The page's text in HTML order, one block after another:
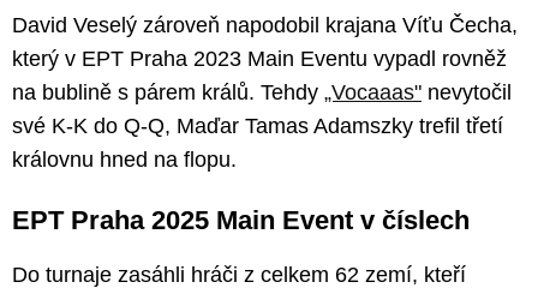
David Veselý zároveň napodobil krajana Víťu Čecha,
který v EPT Praha 2023 Main Eventu vypadl rovněž
na bublině s párem králů. Tehdy „Vocaaas" nevytočil
své K-K do Q-Q, Maďar Tamas Adamszky trefil třetí
královnu hned na flopu.
EPT Praha 2025 Main Event v číslech
Do turnaje zasáhli hráči z celkem 62 zemí, kteří